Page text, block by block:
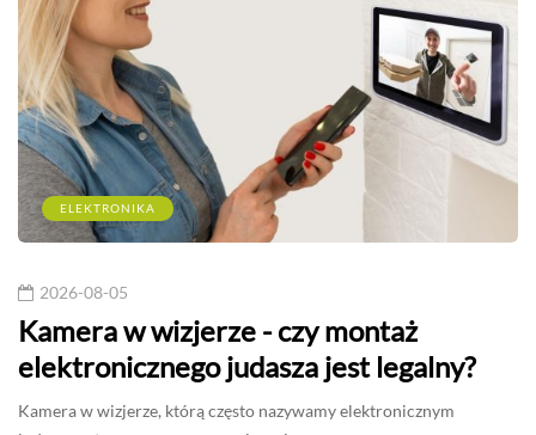
ELEKTRONIKA
2026-08-05
Kamera w wizjerze - czy montaż
elektronicznego judasza jest legalny?
Kamera w wizjerze, którą często nazywamy elektronicznym